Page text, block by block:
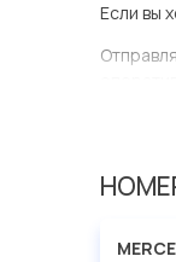
Если вы